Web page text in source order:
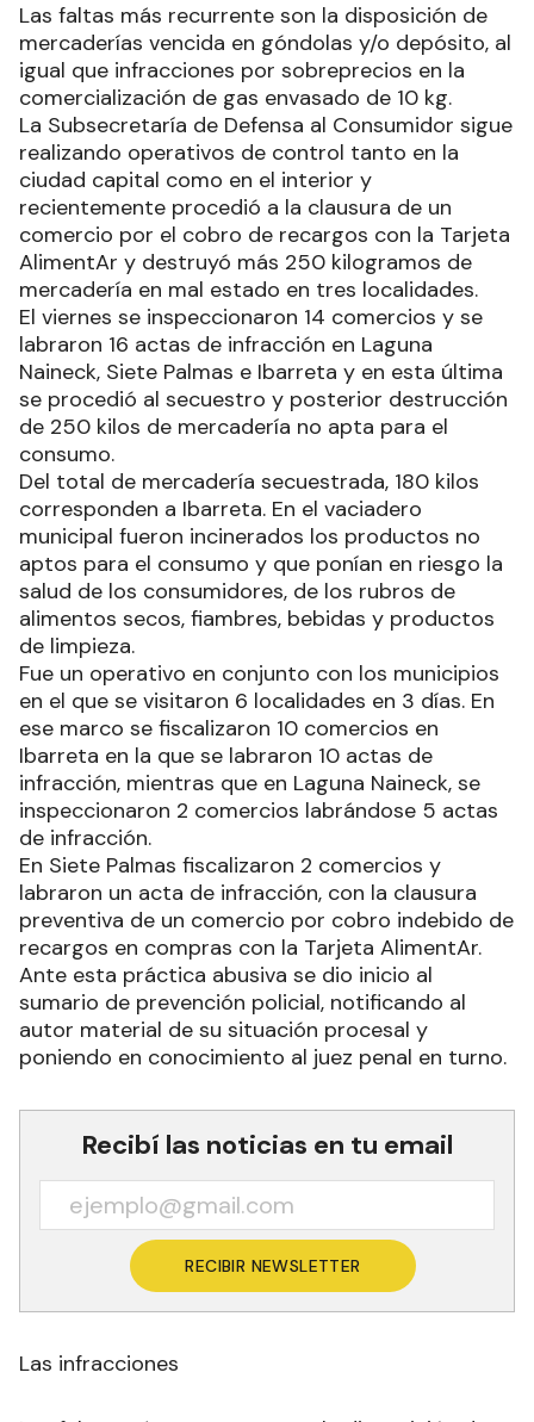
Las faltas más recurrente son la disposición de
mercaderías vencida en góndolas y/o depósito, al
igual que infracciones por sobreprecios en la
comercialización de gas envasado de 10 kg.
La Subsecretaría de Defensa al Consumidor sigue
realizando operativos de control tanto en la
ciudad capital como en el interior y
recientemente procedió a la clausura de un
comercio por el cobro de recargos con la Tarjeta
AlimentAr y destruyó más 250 kilogramos de
mercadería en mal estado en tres localidades.
El viernes se inspeccionaron 14 comercios y se
labraron 16 actas de infracción en Laguna
Naineck, Siete Palmas e Ibarreta y en esta última
se procedió al secuestro y posterior destrucción
de 250 kilos de mercadería no apta para el
consumo.
Del total de mercadería secuestrada, 180 kilos
corresponden a Ibarreta. En el vaciadero
municipal fueron incinerados los productos no
aptos para el consumo y que ponían en riesgo la
salud de los consumidores, de los rubros de
alimentos secos, fiambres, bebidas y productos
de limpieza.
Fue un operativo en conjunto con los municipios
en el que se visitaron 6 localidades en 3 días. En
ese marco se fiscalizaron 10 comercios en
Ibarreta en la que se labraron 10 actas de
infracción, mientras que en Laguna Naineck, se
inspeccionaron 2 comercios labrándose 5 actas
de infracción.
En Siete Palmas fiscalizaron 2 comercios y
labraron un acta de infracción, con la clausura
preventiva de un comercio por cobro indebido de
recargos en compras con la Tarjeta AlimentAr.
Ante esta práctica abusiva se dio inicio al
sumario de prevención policial, notificando al
autor material de su situación procesal y
poniendo en conocimiento al juez penal en turno.
Recibí las noticias en tu email
RECIBIR NEWSLETTER
Las infracciones